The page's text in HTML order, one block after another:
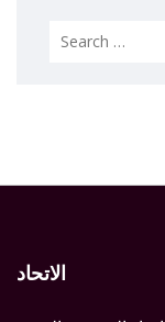
Search
الاتحاد